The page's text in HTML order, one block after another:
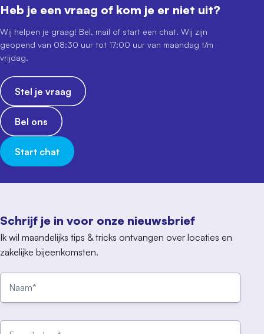
Schrijf je in voor onze nieuwsbrief
Ik wil maandelijks tips & tricks ontvangen over locaties en
zakelijke bijeenkomsten.
Heb je een vraag of kom je er niet uit?
Wij helpen je graag! Bel, mail of start een chat. Wij zijn
geopend van 08:30 uur tot 17:00 uur van maandag t/m
vrijdag.
Stel je vraag
Bel ons
Start chat